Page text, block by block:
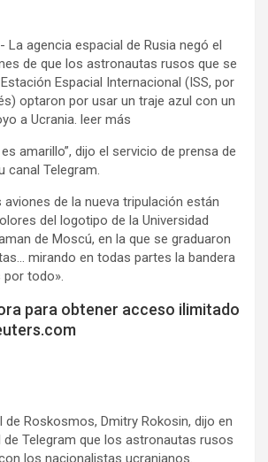
La agencia espacial de Rusia negó el
de que los astronautas rusos que se
Espacial Internacional (ISS, por
optaron por usar un traje azul con un
a Ucrania. leer más
amarillo”, dijo el servicio de prensa de
canal Telegram.
de la nueva tripulación están
del logotipo de la Universidad
de Moscú, en la que se graduaron
mirando en todas partes la bandera
por todo».
para obtener acceso ilimitado
de Roskosmos, Dmitry Rokosin, dijo en
de Telegram que los astronautas rusos
los nacionalistas ucranianos.